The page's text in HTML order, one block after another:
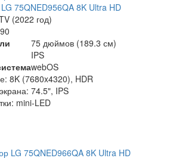
75QNED956QA 8K Ultra HD
(2022 год)
75 дюймов (189.3 см)
IPS
webOS
8K (7680x4320), HDR
74.5", IPS
mini-LED